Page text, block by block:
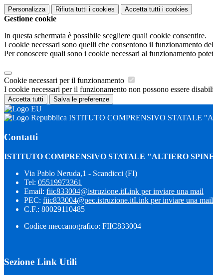
Personalizza Rifiuta tutti i cookies Accetta tutti i cookies
Gestione cookie
In questa schermata è possibile scegliere quali cookie consentire.
I cookie necessari sono quelli che consentono il funzionamento
Per conoscere quali sono i cookie necessari al funzionamento
Cookie necessari per il funzionamento
I cookie necessari per il funzionamento non possono essere
Accetta tutti Salva le preferenze
ISTITUTO COMPRENSIVO STATALE
Contatti
ISTITUTO COMPRENSIVO STATALE "ALTIERO
Via Pablo Neruda,1 - Scandicci (FI)
Tel: 05519973361
Email: fiic833004@istruzione.itLink per inviare una mail
PEC: fiic833004@pec.istruzione.itLink per inviare una mail
C.F.: 80029110485
Codice meccanografico: FIIC833004
Sezione Link Utili